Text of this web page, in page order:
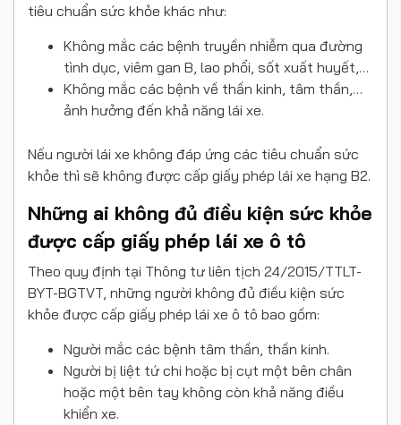
tiêu chuẩn sức khỏe khác như:
Không mắc các bệnh truyền nhiễm qua đường
tình dục, viêm gan B, lao phổi, sốt xuất huyết,…
Không mắc các bệnh về thần kinh, tâm thần,…
ảnh hưởng đến khả năng lái xe.
Nếu người lái xe không đáp ứng các tiêu chuẩn sức
khỏe thì sẽ không được cấp giấy phép lái xe hạng B2.
Những ai không đủ điều kiện sức khỏe
được cấp giấy phép lái xe ô tô
Theo quy định tại Thông tư liên tịch 24/2015/TTLT-
BYT-BGTVT, những người không đủ điều kiện sức
khỏe được cấp giấy phép lái xe ô tô bao gồm:
Người mắc các bệnh tâm thần, thần kinh.
Người bị liệt tứ chi hoặc bị cụt một bên chân
hoặc một bên tay không còn khả năng điều
khiển xe.